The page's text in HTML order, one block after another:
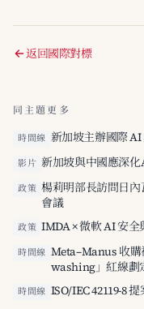
返回國際對標
同主題更多
時間線 新加坡主辦國際
影片 新加坡與中國應深
政策 楊莉明部長訪問日
會議
政策 IMDA × 微軟 AI 安
時間線 Meta–Manus 收
washing」紅線劃
時間線 ISO/IEC 42119-8